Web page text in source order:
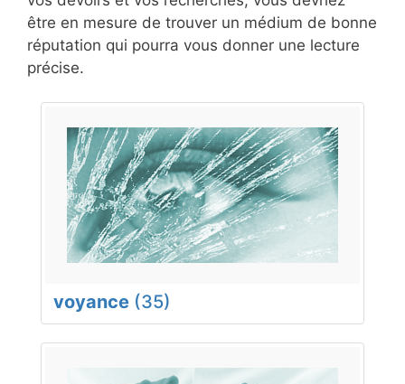
être en mesure de trouver un médium de bonne
réputation qui pourra vous donner une lecture
précise.
voyance (35)